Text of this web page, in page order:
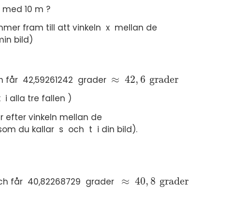
10 m ?
fram till att vinkeln x mellan de
bild)
42,59261242 grader ≈ 42, 6 grader
≈ 42,6 grader
alla tre fallen )
vinkeln mellan de
du kallar s och t i din bild).
får 40,82268729 grader ≈ 40, 8 grader
≈ 40,8 grader